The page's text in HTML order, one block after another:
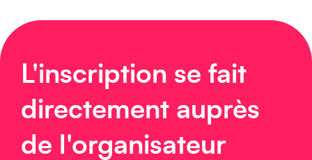
L'inscription se fait
directement auprès
de l'organisateur
Moyen-Orient